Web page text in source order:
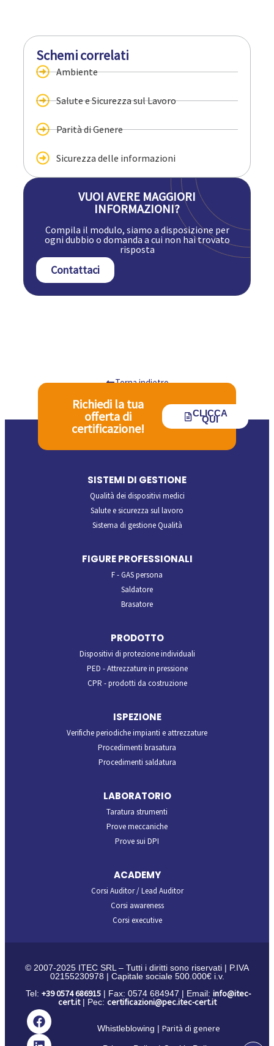
Schemi correlati
Ambiente
Salute e Sicurezza sul Lavoro
Parità di Genere
Sicurezza delle informazioni
VUOI AVERE MAGGIORI
INFORMAZIONI?
Compila il modulo, siamo a disposizione per
ogni dubbio o domanda a cui non hai trovato
risposta
Contattaci
Torna indietro
Richiedi la tua
offerta di
certificazione!
CLICCA
QUI
SISTEMI DI GESTIONE
Qualità dei dispositivi medici
Salute e sicurezza sul lavoro
Sistema di gestione Qualità
FIGURE PROFESSIONALI
F - GAS persona
Saldatore
Brasatore
PRODOTTO
Dispositivi di protezione individuali
PED - Attrezzature in pressione
CPR - prodotti da costruzione
ISPEZIONE
Verifiche periodiche impianti e attrezzature
Procedimenti brasatura
Procedimenti saldatura
LABORATORIO
Taratura strumenti
Prove meccaniche
Prove sui DPI
ACADEMY
Corsi Auditor / Lead Auditor
Corsi awareness
Corsi executive
© 2007-2025 ITEC SRL – Tutti i diritti sono riservati | P.IVA
02155230978 | Capitale sociale 500.000€ i.v.
Tel: +39 0574 686915 | Fax: 0574 684947 | Email: info@itec-
cert.it| Pec: certificazioni@pec.itec-cert.it
Whistleblowing |Parità di genere